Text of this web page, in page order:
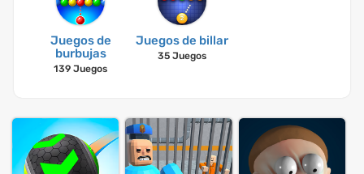
Juegos de
burbujas
139 Juegos
Juegos de billar
35 Juegos